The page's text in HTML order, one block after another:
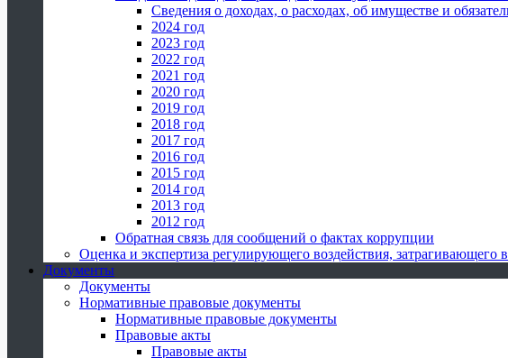
Сведения о доходах, о расходах, об имуществе и
2024 год
2023 год
2022 год
2021 год
2020 год
2019 год
2018 год
2017 год
2016 год
2015 год
2014 год
2013 год
2012 год
Обратная связь для сообщений о фактах коррупции
Оценка и экспертиза регулирующего воздействия,
Документы
Документы
Нормативные правовые документы
Нормативные правовые документы
Правовые акты
Правовые акты